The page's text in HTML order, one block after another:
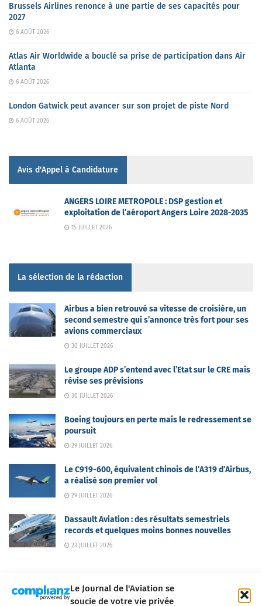
Le Journal de l'Aviation se
soucie de votre vie privée
Brussels Airlines renonce à une partie de ses capacités pour
2027
6 AOÛT 2026
Atlas Air Worldwide a bouclé sa prise de participation dans Air
Atlanta
6 AOÛT 2026
London Gatwick peut avancer sur son projet de piste Nord
6 AOÛT 2026
Avis d'Appel à Candidature
ANGERS LOIRE METROPOLE : DSP gestion et
exploitation de l’aéroport Angers Loire 2028-2035
15 JUILLET 2026
La sélection de la rédaction
Airbus a bien retrouvé sa vitesse de croisière, un
second semestre qui s’annonce très fort pour ses
avions commerciaux
30 JUILLET 2026
Le groupe ADP s’entend avec l’Etat sur le CRE mais
révise ses prévisions
30 JUILLET 2026
Boeing toujours en perte mais le redressement se
poursuit
29 JUILLET 2026
Le C919-600, équivalent chinois de l’A319 d’Airbus,
a réalisé son premier vol
29 JUILLET 2026
Dassault Aviation : des résultats semestriels
records et quelques moins bonnes nouvelles
23 JUILLET 2026